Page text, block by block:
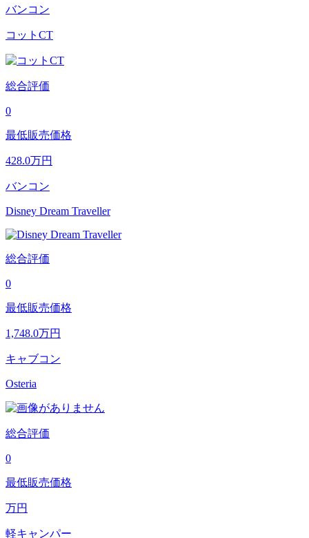
バンコン
コットCT
総合評価
0
最低販売価格
428.0万円
バンコン
Disney Dream Traveller
総合評価
0
最低販売価格
1,748.0万円
キャブコン
Osteria
総合評価
0
最低販売価格
万円
軽キャンパー